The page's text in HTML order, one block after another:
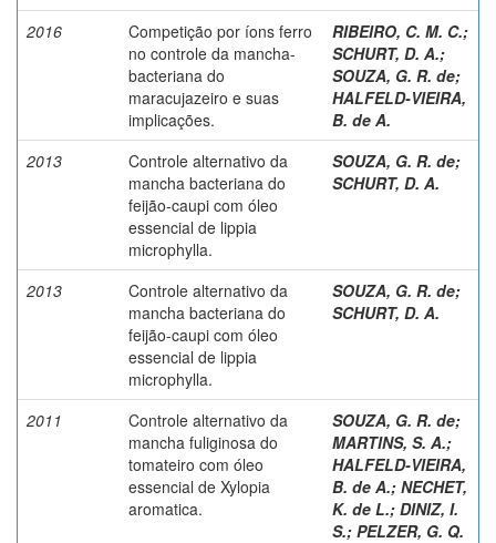
2016
Competição por íons ferro
no controle da mancha-
bacteriana do
maracujazeiro e suas
implicações.
RIBEIRO, C. M. C.;
SCHURT, D. A.;
SOUZA, G. R. de;
HALFELD-VIEIRA,
B. de A.
2013
Controle alternativo da
mancha bacteriana do
feijão-caupi com óleo
essencial de lippia
microphylla.
SOUZA, G. R. de;
SCHURT, D. A.
2013
Controle alternativo da
mancha bacteriana do
feijão-caupi com óleo
essencial de lippia
microphylla.
SOUZA, G. R. de;
SCHURT, D. A.
2011
Controle alternativo da
mancha fuliginosa do
tomateiro com óleo
essencial de Xylopia
aromatica.
SOUZA, G. R. de;
MARTINS, S. A.;
HALFELD-VIEIRA,
B. de A.; NECHET,
K. de L.; DINIZ, I.
S.; PELZER, G. Q.